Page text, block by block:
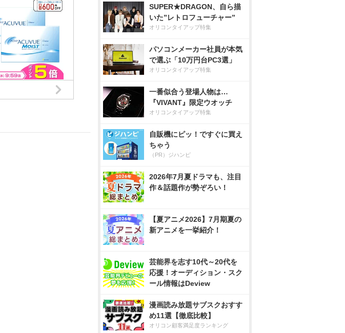
SUPER★DRAGON、自ら描
いた”レトロフューチャー”
オリコンタイアップ特集
パソコンメーカー社員が本気
で選ぶ「10万円台PC3選」
オリコンタイアップ特集
一番似合う登場人物は…
『VIVANT』限定ウオッチ
オリコンタイアップ特集
自販機にピッ！ですぐに買え
ちゃう
（PR）ジハンピ
2026年7月夏ドラマも、注目
作＆話題作が勢ぞろい！
【夏アニメ2026】7月期夏の
新アニメを一挙紹介！
芸能界を志す10代～20代を
応援！オーディション・スク
ール情報はDeview
漫画読み放題サブスクおすす
め11選【徹底比較】
オリコン顧客満足度ランキング